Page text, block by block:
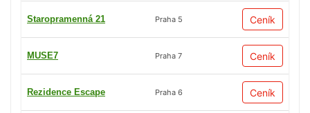
Staropramenná 21 Praha 5 Ceník
MUSE7 Praha 7 Ceník
Rezidence Escape Praha 6 Ceník